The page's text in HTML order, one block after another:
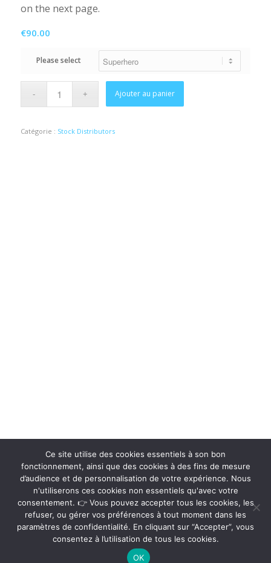
on the next page.
€90.00
Please select
Ajouter au panier
Catégorie : Stock Distributors
Ce site utilise des cookies essentiels à son bon
fonctionnement, ainsi que des cookies à des fins de mesure
d’audience et de personnalisation de votre expérience. Nous
n'utiliserons ces cookies non essentiels qu'avec votre
consentement. 👉 Vous pouvez accepter tous les cookies, les
refuser, ou gérer vos préférences à tout moment dans les
paramètres de confidentialité. En cliquant sur “Accepter”, vous
consentez à l’utilisation de tous les cookies.
OK